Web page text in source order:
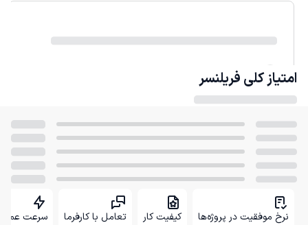
امتیاز کلی فریلنسر
نرخ موفقیت در پروژه‌ها کیفیت کار تعامل با کارفرما سرعت عمل